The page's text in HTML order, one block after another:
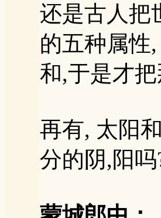
还是古人把
的五种属性
和,于是才
再有, 太阳
分的阴,阳吗